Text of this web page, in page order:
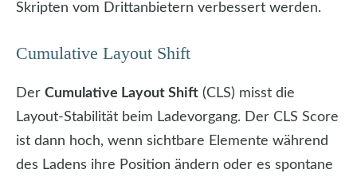
Skripten vom Drittanbietern verbessert werden.
Cumulative Layout Shift
Der Cumulative Layout Shift (CLS) misst die
Layout-Stabilität beim Ladevorgang. Der CLS Score
ist dann hoch, wenn sichtbare Elemente während
des Ladens ihre Position ändern oder es spontane